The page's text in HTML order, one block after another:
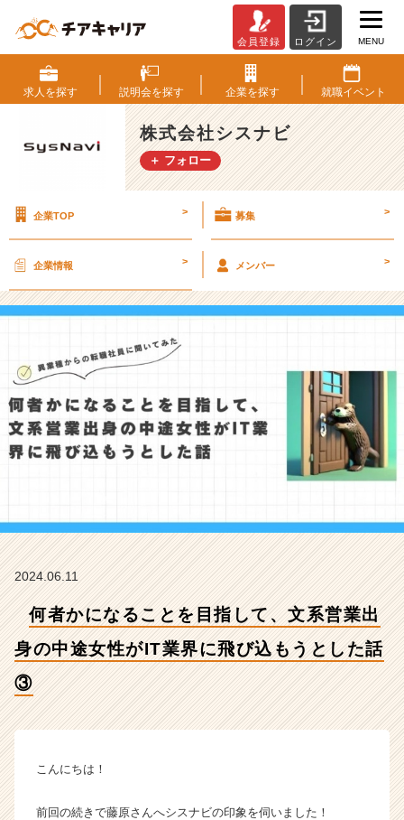
者
か
に
な
る
こ
指
文
系
業
の
中
途
I
飛
込
し
【株
会員登録 ログイン MENU
求人を探す 説明会を探す 企業を探す 就職イベント
株式会社シスナビ
＋ フォロー
企業TOP > 募集 >
企業情報 > メンバー >
2024.06.11
何者かになることを目指して、文系営業出
身の中途女性がIT業界に飛び込もうとした話
③
こんにちは！
前回の続きで藤原さんへシスナビの印象を伺いました！